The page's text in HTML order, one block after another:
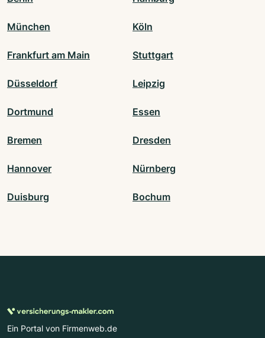
München Köln
Frankfurt am Main Stuttgart
Düsseldorf Leipzig
Dortmund Essen
Bremen Dresden
Hannover Nürnberg
Duisburg Bochum
Ein Portal von Firmenweb.de